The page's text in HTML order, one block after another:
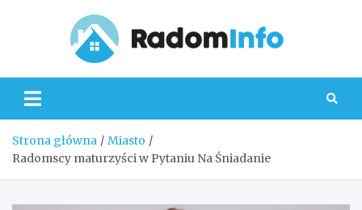
Strona główna
Miasto
Radomscy maturzyści w Pytaniu Na Śniadanie